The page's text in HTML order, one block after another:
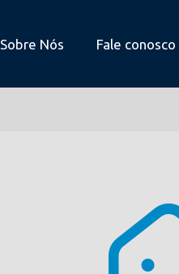
Sobre Nós Fale conosco